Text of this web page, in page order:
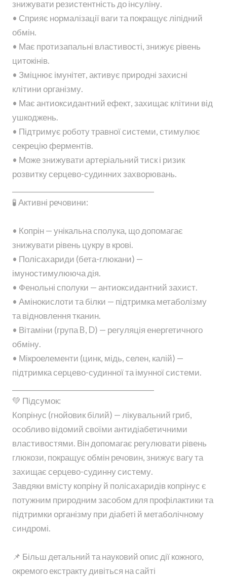
знижувати резистентність до інсуліну.
• Сприяє нормалізації ваги та покращує ліпідний
обмін.
• Має протизапальні властивості, знижує рівень
цитокінів.
• Зміцнює імунітет, активує природні захисні
клітини організму.
• Має антиоксидантний ефект, захищає клітини від
ушкоджень.
• Підтримує роботу травної системи, стимулює
секрецію ферментів.
• Може знижувати артеріальний тиск і ризик
розвитку серцево-судинних захворювань.
🧪 Активні речовини:
• Копрін — унікальна сполука, що допомагає
знижувати рівень цукру в крові.
• Полісахариди (бета-глюкани) —
імуностимулююча дія.
• Фенольні сполуки — антиоксидантний захист.
• Амінокислоти та білки — підтримка метаболізму
та відновлення тканин.
• Вітаміни (група B, D) — регуляція енергетичного
обміну.
• Мікроелементи (цинк, мідь, селен, калій) —
підтримка серцево-судинної та імунної системи.
💚 Підсумок:
Копрінус (гнойовик білий) — лікувальний гриб,
особливо відомий своїми антидіабетичними
властивостями. Він допомагає регулювати рівень
глюкози, покращує обмін речовин, знижує вагу та
захищає серцево-судинну систему.
Завдяки вмісту копріну й полісахаридів копрінус є
потужним природним засобом для профілактики та
підтримки організму при діабеті й метаболічному
синдромі.
📌 Більш детальний та науковий опис дії кожного,
окремого екстракту дивіться на сайті